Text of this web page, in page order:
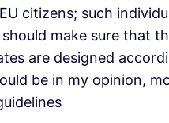
citizens; such
make sure that
are designed
be in my opinion,